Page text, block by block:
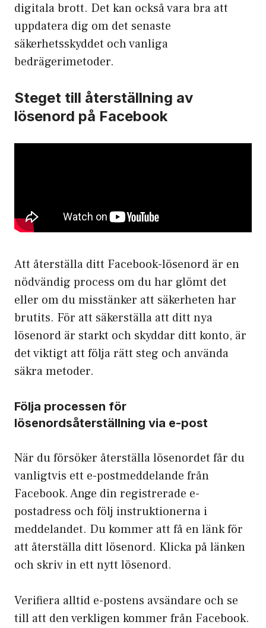
digitala brott. Det kan också vara bra att
uppdatera dig om det senaste
säkerhetsskyddet och vanliga
bedrägerimetoder.
Steget till återställning av
lösenord på Facebook
Att återställa ditt Facebook-lösenord är en
nödvändig process om du har glömt det
eller om du misstänker att säkerheten har
brutits. För att säkerställa att ditt nya
lösenord är starkt och skyddar ditt konto, är
det viktigt att följa rätt steg och använda
säkra metoder.
Följa processen för
lösenordsåterställning via e-post
När du försöker återställa lösenordet får du
vanligtvis ett e-postmeddelande från
Facebook. Ange din registrerade e-
postadress och följ instruktionerna i
meddelandet. Du kommer att få en länk för
att återställa ditt lösenord. Klicka på länken
och skriv in ett nytt lösenord.
Verifiera alltid e-postens avsändare och se
till att den verkligen kommer från Facebook.